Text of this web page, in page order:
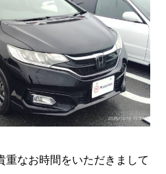
重なお時間をいただきまして